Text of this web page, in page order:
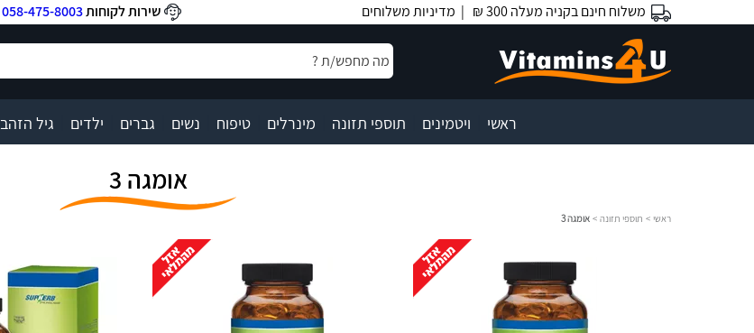
משלוח חינם בקניה מעלה 300 ₪ | מדיניות משלוחים שירות לקוחות058-475-8003
ראשי ויטמינים תוספי תזונה מינרלים טיפוח נשים גברים ילדים גיל הזהב
אומגה 3
ראשי > תוספי תזונה > אומגה 3